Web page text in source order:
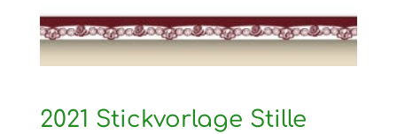
2021 Stickvorlage Stille